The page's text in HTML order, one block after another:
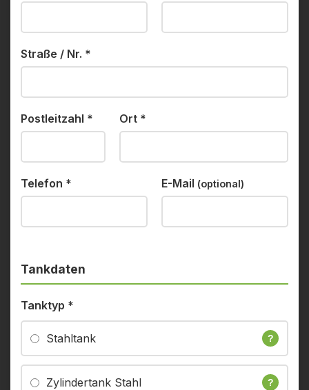
Straße / Nr. *
Postleitzahl * Ort *
Telefon * E-Mail (optional)
Tankdaten
Tanktyp *
Stahltank ?
Zylindertank Stahl ?